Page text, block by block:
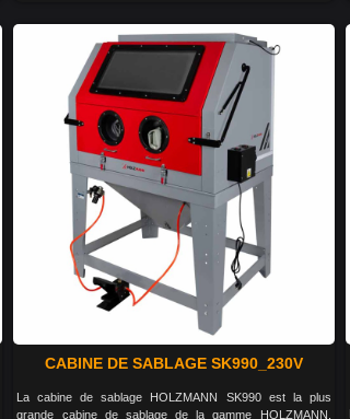
CABINE DE SABLAGE SK990_230V
La cabine de sablage HOLZMANN SK990 est la plus
grande cabine de sablage de la gamme HOLZMANN.